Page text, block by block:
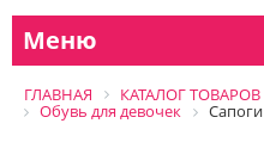
Меню
ГЛАВНАЯ КАТАЛОГ ТОВАРОВ
Обувь для девочек
Сапоги